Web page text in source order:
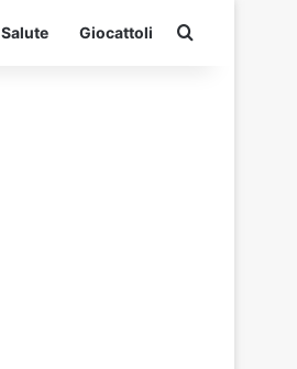
Salute Giocattoli Cerca per